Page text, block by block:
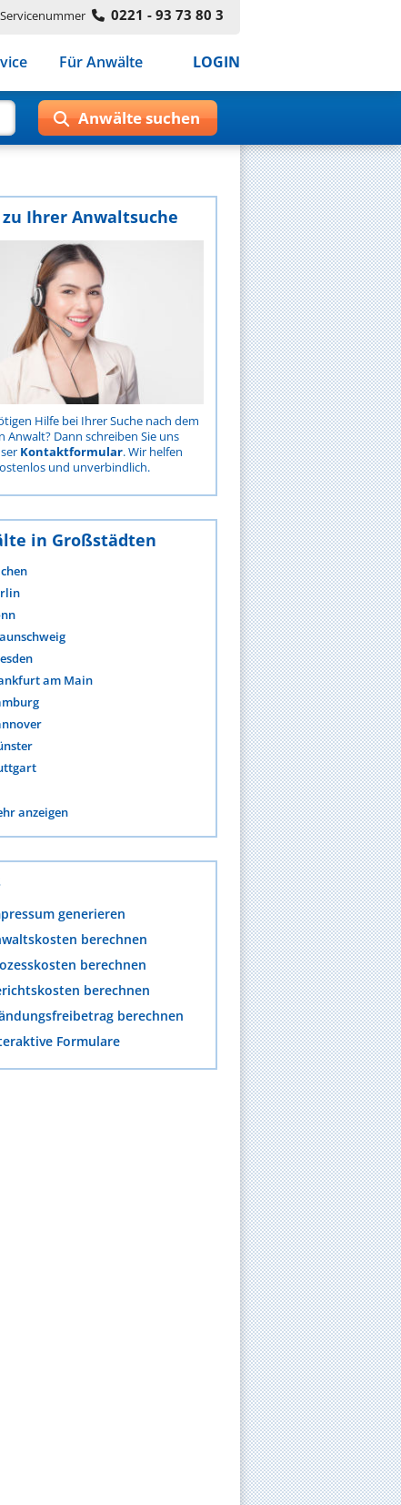
Servicenummer 0221 - 93 73 80 3
Für Anwälte LOGIN
Ihrer Anwaltsuche
Hilfe bei Ihrer Suche nach dem
Anwalt? Dann schreiben Sie uns
Kontaktformular. Wir helfen
und unverbindlich.
in Großstädten
am Main
anzeigen
generieren
berechnen
berechnen
berechnen
berechnen
Formulare